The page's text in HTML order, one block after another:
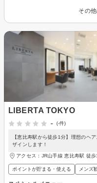
その
LIBERTA TOKYO
-
(-件)
【恵比寿駅から徒歩1分】理想のヘ
ザインします！
アクセス：JR山手線 恵比寿駅 徒
ポイントが貯まる・使える メンズ